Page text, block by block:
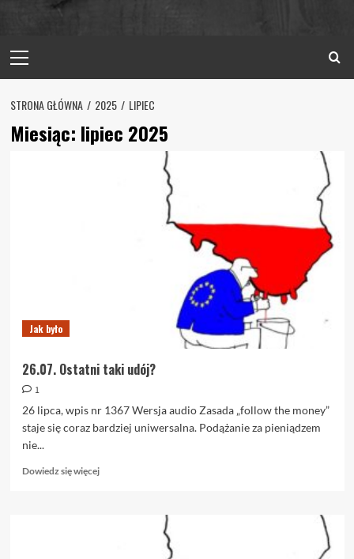
Menu
STRONA GŁÓWNA 2025 LIPIEC
Miesiąc: lipiec 2025
Jak było
26.07. Ostatni taki udój?
1
26 lipca, wpis nr 1367 Wersja audio Zasada „follow the money”
staje się coraz bardziej uniwersalna. Podążanie za pieniądzem
nie...
Dowiedz się więcejDowiedz